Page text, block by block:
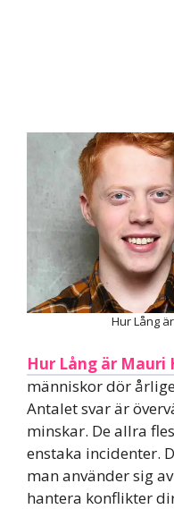
Hur Lång
Hur Lång är Mauri
människor dör
Antalet svar är
minskar. De allra
enstaka incidenter.
man använder sig
hantera konflikter